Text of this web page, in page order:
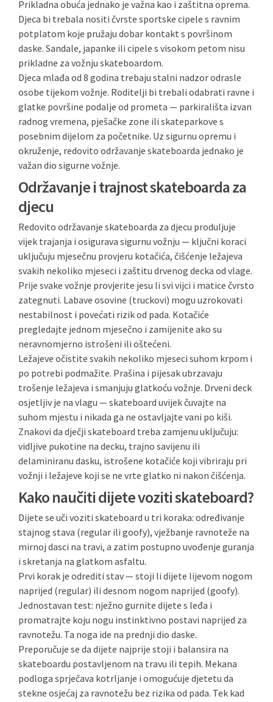
Prikladna obuća jednako je važna kao i zaštitna oprema.
Djeca bi trebala nositi čvrste sportske cipele s ravnim
potplatom koje pružaju dobar kontakt s površinom
daske. Sandale, japanke ili cipele s visokom petom nisu
prikladne za vožnju skateboardom.
Djeca mlađa od 8 godina trebaju stalni nadzor odrasle
osobe tijekom vožnje. Roditelji bi trebali odabrati ravne i
glatke površine podalje od prometa — parkirališta izvan
radnog vremena, pješačke zone ili skateparkove s
posebnim dijelom za početnike. Uz sigurnu opremu i
okruženje, redovito održavanje skateboarda jednako je
važan dio sigurne vožnje.
Održavanje i trajnost skateboarda za
djecu
Redovito održavanje skateboarda za djecu produljuje
vijek trajanja i osigurava sigurnu vožnju — ključni koraci
uključuju mjesečnu provjeru kotačića, čišćenje ležajeva
svakih nekoliko mjeseci i zaštitu drvenog decka od vlage.
Prije svake vožnje provjerite jesu li svi vijci i matice čvrsto
zategnuti. Labave osovine (truckovi) mogu uzrokovati
nestabilnost i povećati rizik od pada. Kotačiće
pregledajte jednom mjesečno i zamijenite ako su
neravnomjerno istrošeni ili oštećeni.
Ležajeve očistite svakih nekoliko mjeseci suhom krpom i
po potrebi podmažite. Prašina i pijesak ubrzavaju
trošenje ležajeva i smanjuju glatkoću vožnje. Drveni deck
osjetljiv je na vlagu — skateboard uvijek čuvajte na
suhom mjestu i nikada ga ne ostavljajte vani po kiši.
Znakovi da dječji skateboard treba zamjenu uključuju:
vidljive pukotine na decku, trajno savijenu ili
delaminiranu dasku, istrošene kotačiće koji vibriraju pri
vožnji i ležajeve koji se ne vrte glatko ni nakon čišćenja.
Kako naučiti dijete voziti skateboard?
Dijete se uči voziti skateboard u tri koraka: određivanje
stajnog stava (regular ili goofy), vježbanje ravnoteže na
mirnoj dasci na travi, a zatim postupno uvođenje guranja
i skretanja na glatkom asfaltu.
Prvi korak je odrediti stav — stoji li dijete lijevom nogom
naprijed (regular) ili desnom nogom naprijed (goofy).
Jednostavan test: nježno gurnite dijete s leđa i
promatrajte koju nogu instinktivno postavi naprijed za
ravnotežu. Ta noga ide na prednji dio daske.
Preporučuje se da dijete najprije stoji i balansira na
skateboardu postavljenom na travu ili tepih. Mekana
podloga sprječava kotrljanje i omogućuje djetetu da
stekne osjećaj za ravnotežu bez rizika od pada. Tek kad